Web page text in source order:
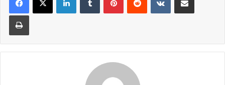
Imprimir